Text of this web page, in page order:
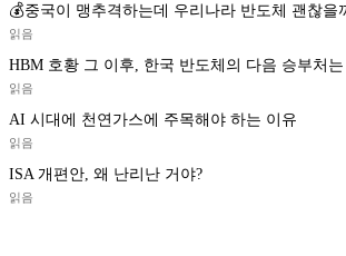
💰중국이 맹추격하는데 우리나라 반도체 괜찮을
읽음
HBM 호황 그 이후, 한국 반도체의 다음 승부처
읽음
AI 시대에 천연가스에 주목해야 하는 이유
읽음
ISA 개편안, 왜 난리난 거야?
읽음